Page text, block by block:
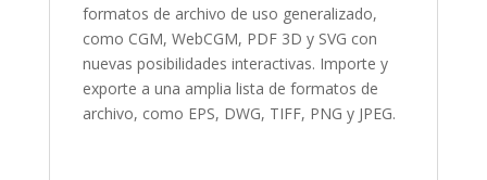
formatos de archivo de uso generalizado,
como CGM, WebCGM, PDF 3D y SVG con
nuevas posibilidades interactivas. Importe y
exporte a una amplia lista de formatos de
archivo, como EPS, DWG, TIFF, PNG y JPEG.